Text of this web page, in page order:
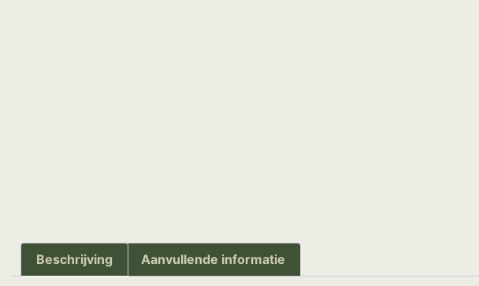
Beschrijving Aanvullende informatie